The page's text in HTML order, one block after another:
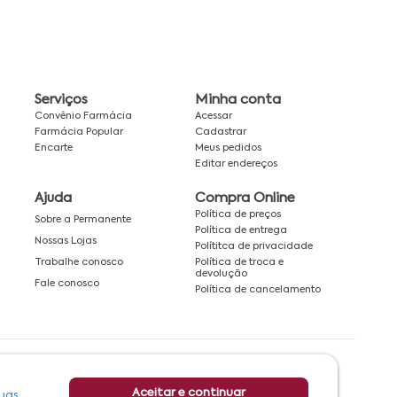
Aceitar e continuar
Serviços
Convênio Farmácia
Farmácia Popular
Encarte
Minha conta
Acessar
Cadastrar
Meus pedidos
Editar endereços
Ajuda
Sobre a Permanente
Nossas Lojas
Trabalhe conosco
Fale conosco
Compra Online
Política de preços
Política de entrega
Polítitca de privacidade
Política de troca e
devolução
Política de cancelamento